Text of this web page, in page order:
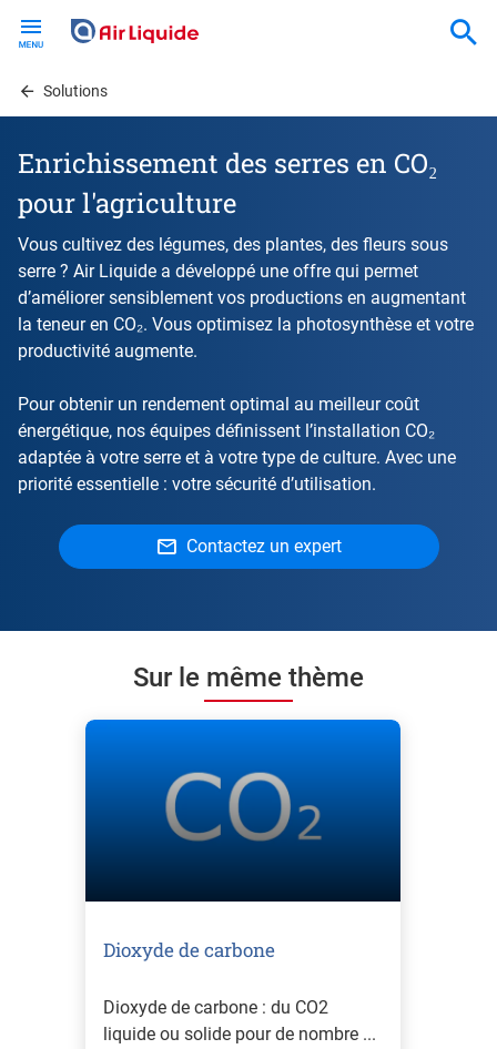
contentSolutions
Enrichissement des serres en CO₂
pour l'agriculture
Vous cultivez des légumes, des plantes, des fleurs sous
serre ? Air Liquide a développé une offre qui permet
d’améliorer sensiblement vos productions en augmentant
la teneur en CO₂. Vous optimisez la photosynthèse et votre
productivité augmente.
Pour obtenir un rendement optimal au meilleur coût
énergétique, nos équipes définissent l’installation CO₂
adaptée à votre serre et à votre type de culture. Avec une
priorité essentielle : votre sécurité d’utilisation.
Contactez un expert
Sur le même thème
Dioxyde de carbone
Dioxyde de carbone : du CO2
liquide ou solide pour de nombre ...